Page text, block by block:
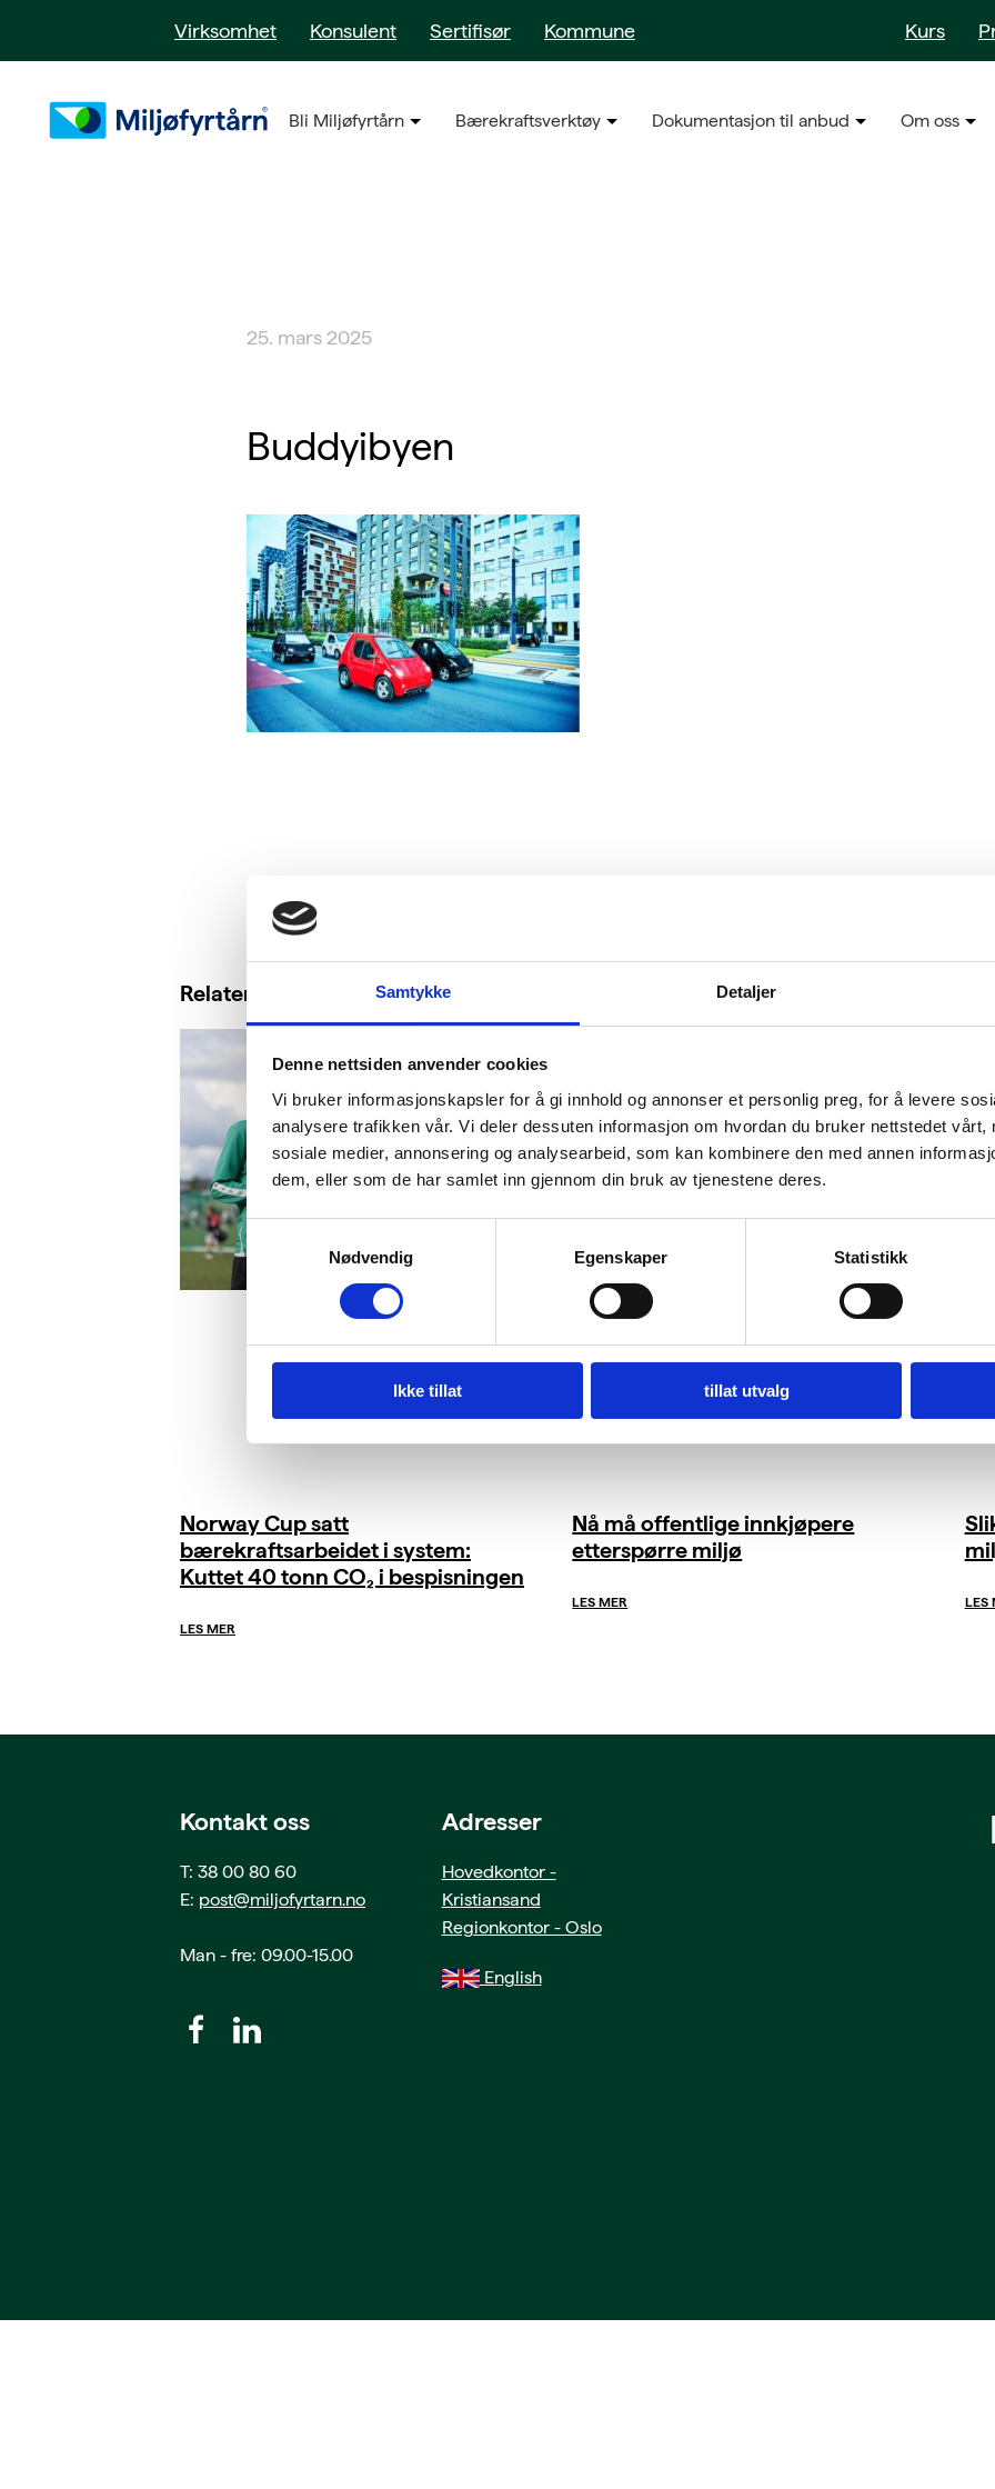
Samtykke Detaljer
Denne nettsiden anvender cookies
Vi bruker informasjonskapsler for å gi innhold og annonser et personlig preg, for å levere
analysere trafikken vår. Vi deler dessuten informasjon om hvordan du bruker nettstedet vårt,
sosiale medier, annonsering og analysearbeid, som kan kombinere den med annen
dem, eller som de har samlet inn gjennom din bruk av tjenestene deres.
Samtykkevalg
Nødvendig
Egenskaper Statistikk
Ikke tillat tillat utvalg
Virksomhet Konsulent Sertifisør Kommune Kurs
Bli Miljøfyrtårn Bærekraftsverktøy Dokumentasjon til anbud Om oss
25. mars 2025
Buddyibyen
Relaterte saker
Norway Cup satt
bærekraftsarbeidet i system:
Kuttet 40 tonn CO₂ i bespisningen
LES MER
Nå må offentlige innkjøpere
etterspørre miljø
LES MER LES
Kontakt oss
T: 38 00 80 60
E: post@miljofyrtarn.no
Man - fre: 09.00-15.00
Adresser
Hovedkontor -
Kristiansand
Regionkontor - Oslo
English